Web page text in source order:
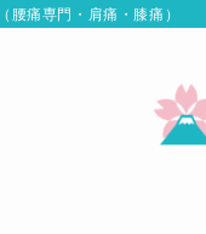
痛専門・肩痛・膝痛）